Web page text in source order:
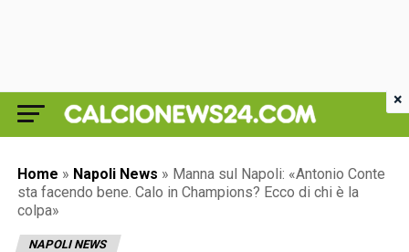
Home » Napoli News » Manna sul Napoli: «Antonio Conte
sta facendo bene. Calo in Champions? Ecco di chi è la
colpa»
NAPOLI NEWS
×